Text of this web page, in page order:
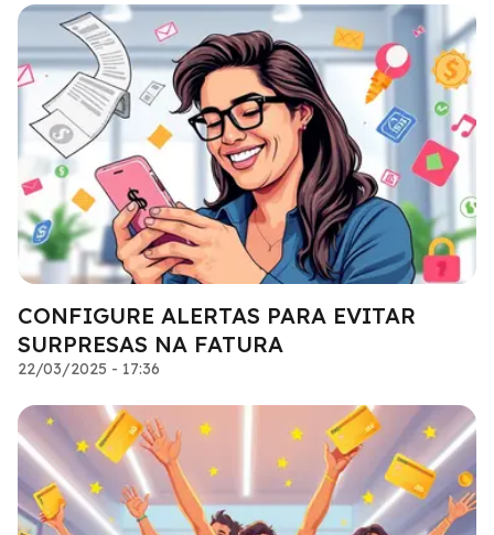
CONFIGURE ALERTAS PARA EVITAR
SURPRESAS NA FATURA
22/03/2025 - 17:36